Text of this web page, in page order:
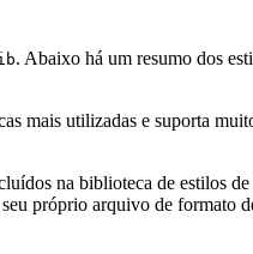
. Abaixo há um resumo dos
mais utilizadas e suporta
na biblioteca de estilos
próprio arquivo de formato